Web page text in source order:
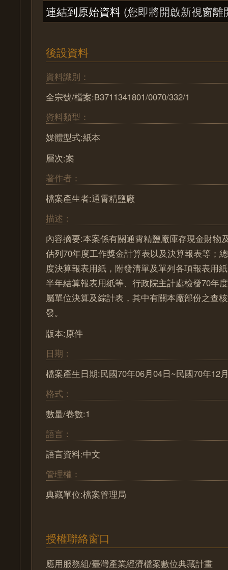
連結到原始資料 (您即將開啟新視窗離
後設資料
資料識別：
全宗號/檔案:B3711341801/0070/332/1
資料類型：
媒體型式:紙本
層次:案
著作者：
檔案產生者:通霄精鹽廠
描述：
內容摘要:本案係有關通霄精鹽廠庫存現金財物
估列70年度工作獎金計算表以及決算報表等；
度決算報表用紙，附發清單及單列各項報表用
半年結算報表用紙等、行政院主計處檢發70年
屬單位決算及綜計表，其中有關本廠部份之查
發。
版本:原件
日期：
檔案產生日期:民國70年06月04日~民國70年12
格式：
數量/卷數:1
語言：
語言資料:中文
管理權：
典藏單位:檔案管理局
授權聯絡窗口
應用服務組/臺灣產業經濟檔案數位典藏計畫